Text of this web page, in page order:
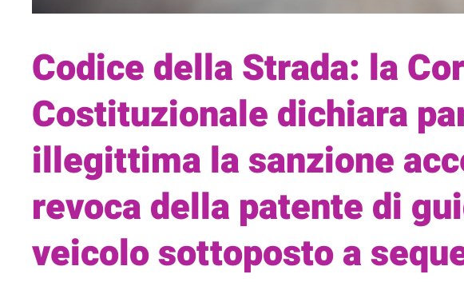
Codice della Strada: la
Costituzionale dichiara
illegittima la sanzione
revoca della patente di
veicolo sottoposto a